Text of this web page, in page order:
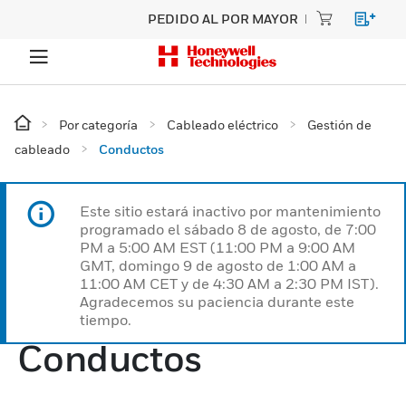
PEDIDO AL POR MAYOR
Por categoría Cableado eléctrico
Gestión de
cableado
Conductos
Este sitio estará inactivo por mantenimiento
programado el sábado 8 de agosto, de 7:00
PM a 5:00 AM EST (11:00 PM a 9:00 AM
GMT, domingo 9 de agosto de 1:00 AM a
11:00 AM CET y de 4:30 AM a 2:30 PM IST).
Agradecemos su paciencia durante este
tiempo.
Conductos